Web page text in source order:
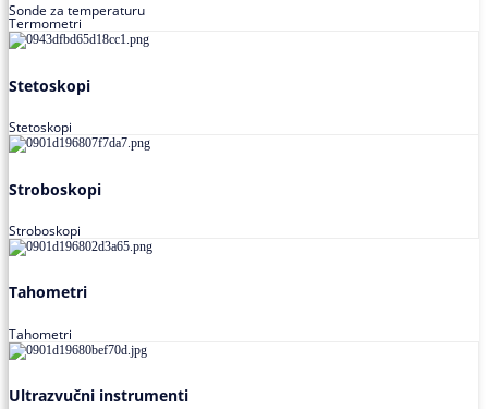
Sonde za temperaturu
Termometri
Stetoskopi
Stetoskopi
Stroboskopi
Stroboskopi
Tahometri
Tahometri
Ultrazvučni instrumenti